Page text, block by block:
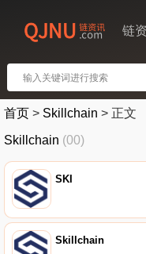
链
首页 > Skillchain > 正文
Skillchain (00)
SKI
Skillchain